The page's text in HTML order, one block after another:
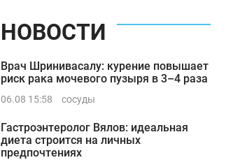
НОВОСТИ
Врач Шринивасалу: курение повышает
риск рака мочевого пузыря в 3–4 раза
06.08 15:58 сосуды
Гастроэнтеролог Вялов: идеальная
диета строится на личных
предпочтениях